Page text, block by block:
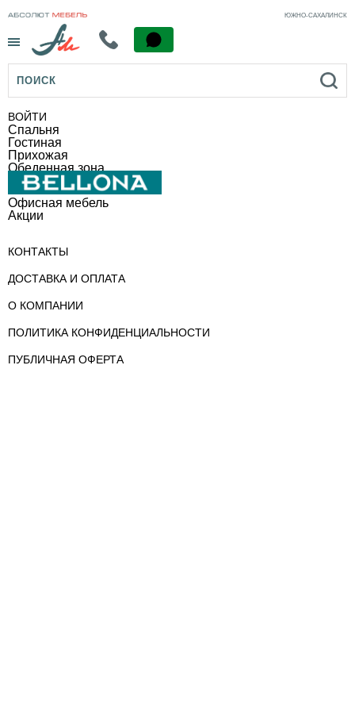
ЮЖНО-САХАЛИНСК
ВОЙТИ
Спальня
Гостиная
Прихожая
Обеденная зона
Офисная мебель
Акции
КОНТАКТЫ
ДОСТАВКА И ОПЛАТА
О КОМПАНИИ
ПОЛИТИКА КОНФИДЕНЦИАЛЬНОСТИ
ПУБЛИЧНАЯ ОФЕРТА